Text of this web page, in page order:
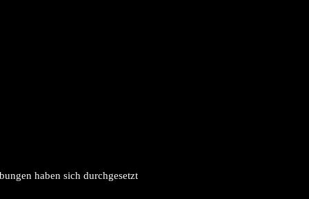
haben sich durchgesetzt